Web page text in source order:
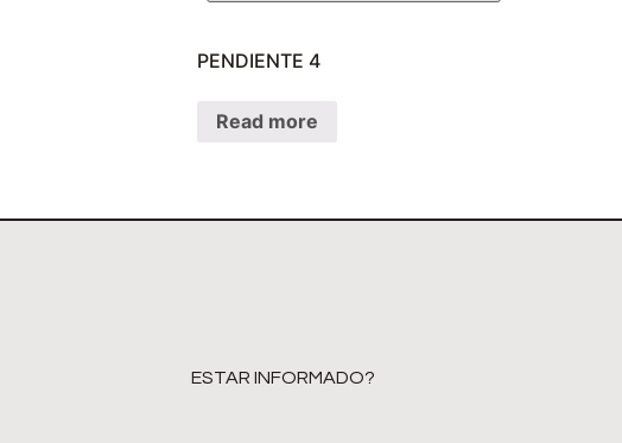
PENDIENTE 4
Read more
ESTAR INFORMADO?